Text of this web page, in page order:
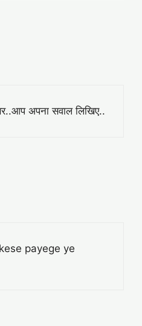
अपना सवाल लिखिए..
payege ye